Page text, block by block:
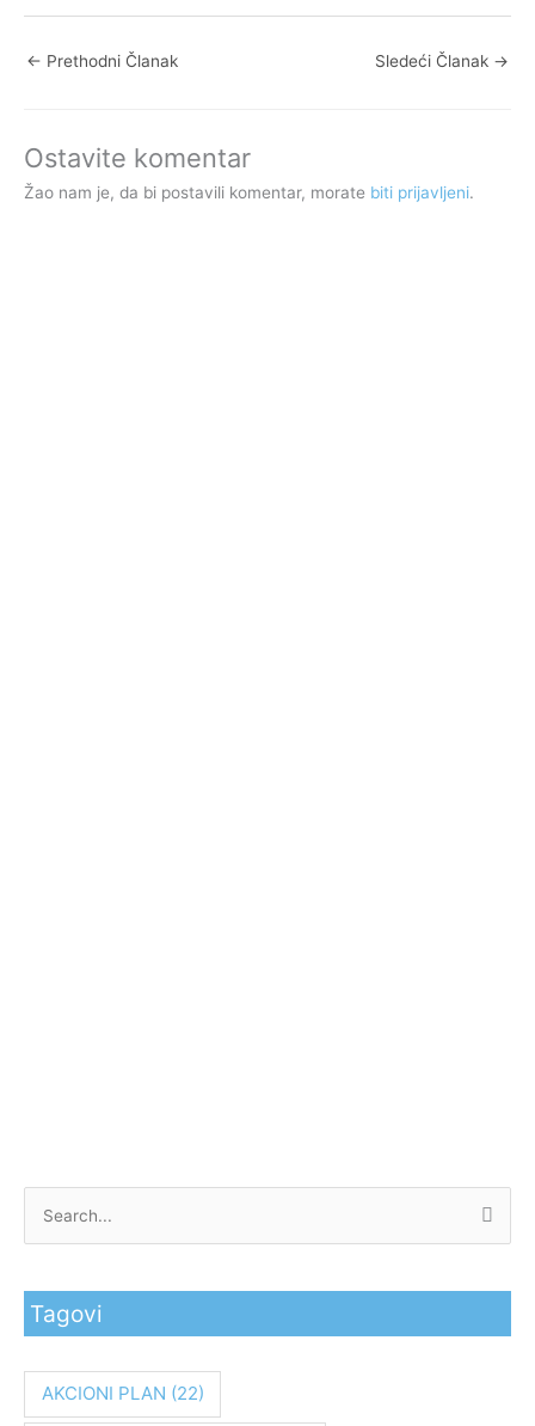
← Prethodni Članak Sledeći Članak →
Ostavite komentar
Žao nam je, da bi postavili komentar, morate biti prijavljeni.
g
Tagovi
AKCIONI PLAN (22)